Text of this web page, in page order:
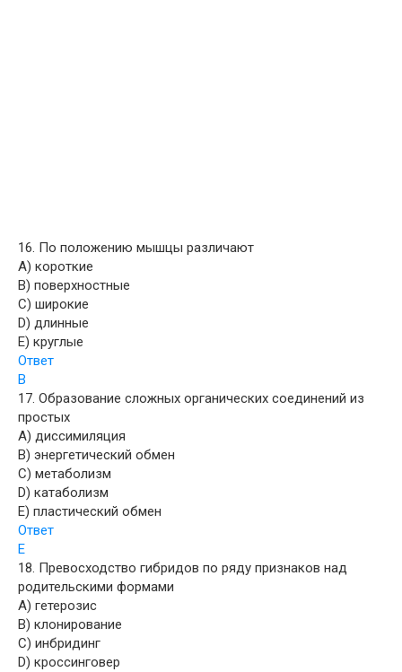
16. По положению мышцы различают
A) короткие
B) поверхностные
C) широкие
D) длинные
E) круглые
Ответ
B
17. Образование сложных органических соединений из
простых
A) диссимиляция
B) энергетический обмен
C) метаболизм
D) катаболизм
E) пластический обмен
Ответ
E
18. Превосходство гибридов по ряду признаков над
родительскими формами
A) гетерозис
B) клонирование
C) инбридинг
D) кроссинговер